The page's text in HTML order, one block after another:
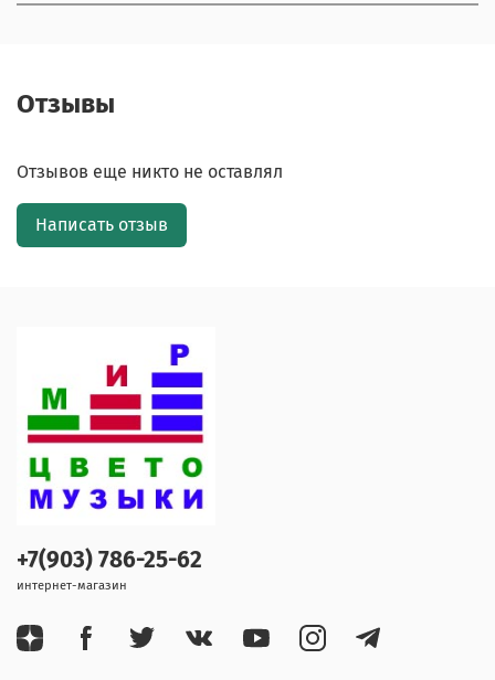
Отзывы
Отзывов еще никто не оставлял
Написать отзыв
+7(903) 786-25-62
интернет-магазин